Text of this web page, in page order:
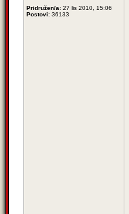
Pridružen/a: 27 lis 2010, 15:06
Postovi: 36133